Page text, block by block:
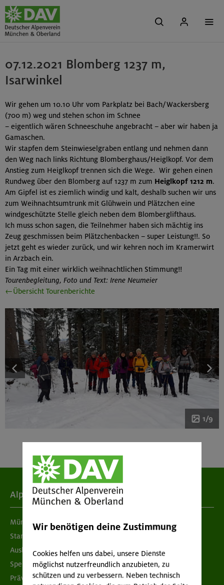
07.12.2021 Blomberg 1237 m,
Isarwinkel
Wir gehen um 10.10 Uhr vom Parkplatz bei Bach/Wackersberg
(700 m) weg und stehen schon im Schnee
– eigentlich wären Schneeschuhe angebracht – aber wir haben ja
Gamaschen.
Wir stapfen dem Steinwieselgraben entlang und nehmen dann
den Weg nach links Richtung Blomberghaus/Heiglkopf. Vor dem
Anstieg zum Heiglkopf trennen sich die Wege. Wir gehen einen
Rundweg über den Blomberg auf 1237 m zum Heiglkopf 1212 m.
Am Gipfel ist es ziemlich windig und kalt, deshalb suchen wir uns
zum Weihnachtsumtrunk mit Glühwein und Plätzchen eine
windgeschützte Stelle gleich neben dem Blomberglifthaus.
Ich muss schon sagen, die Teilnehmer haben sich mächtig ins
Zeug geschmissen beim Plätzchenbacken – super Leistung!!. So
jetzt geht es wieder zurück, und wir kehren noch im Kramerwirt
in Arzbach ein.
Ein Tag mit einer wirklich weihnachtlichen Stimmung!!
Tourenbegleitung, Foto und Text: Irene Neumeier
←Übersicht Tourenberichte
1/9
Alpenverein
München & Oberland
Standorte
Ausbildung & Jobs
Spenden
Prävention sexualisierter Gewalt
Wir benötigen deine Zustimmung
Cookies helfen uns dabei, unsere Dienste
möglichst nutzerfreundlich anzubieten, zu
schützen und zu verbessern. Neben technisch